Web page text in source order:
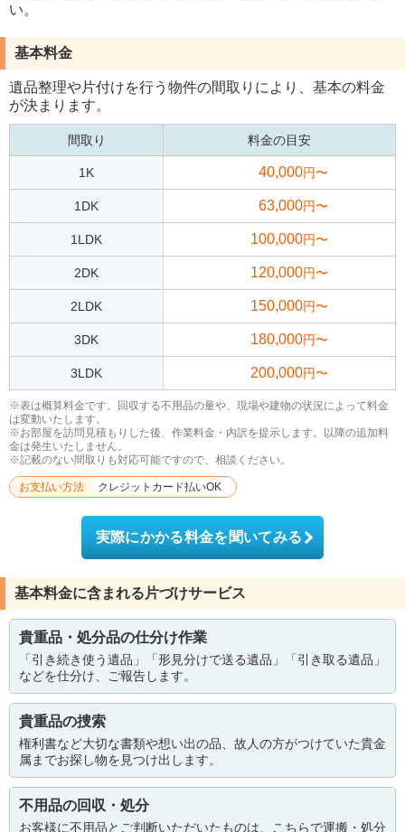
い。
基本料金
遺品整理や片付けを行う物件の間取りにより、基本の料金
が決まります。
間取り 料金の目安
1K 40,000円〜
1DK 63,000円〜
1LDK 100,000円〜
2DK 120,000円〜
2LDK 150,000円〜
3DK 180,000円〜
3LDK 200,000円〜
※表は概算料金です。回収する不用品の量や、現場や建物の状況によって料金
は変動いたします。
※お部屋を訪問見積もりした後、作業料金・内訳を提示します。以降の追加料
金は発生いたしません。
※記載のない間取りも対応可能ですので、相談ください。
お支払い方法 クレジットカード払いOK
実際にかかる料金を聞いてみる
基本料金に含まれる片づけサービス
貴重品・処分品の仕分け作業
「引き続き使う遺品」「形見分けで送る遺品」「引き取る遺品」
などを仕分け、ご報告します。
貴重品の捜索
権利書など大切な書類や想い出の品、故人の方がつけていた貴金
属までお探し物を見つけ出します。
不用品の回収・処分
お客様に不用品とご判断いただいたものは、こちらで運搬・処分